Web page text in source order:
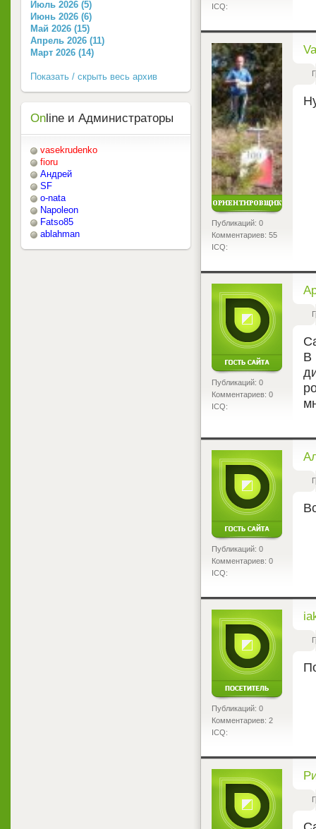
ICQ:
<
Публикаций: 0
Комментариев: 55
ICQ:
Публикаций: 0
Комментариев: 0
ICQ:
В
Публикаций: 0
Комментариев: 0
ICQ:
Публикаций: 0
Комментариев: 2
ICQ:
Июль 2026 (5)
Июнь 2026 (6)
Май 2026 (15)
Апрель 2026 (11)
Март 2026 (14)
Показать / скрыть весь архив
On line и Администраторы
vasekrudenko
fioru
Андрей
SF
o-nata
Napoleon
Fatso85
ablahman